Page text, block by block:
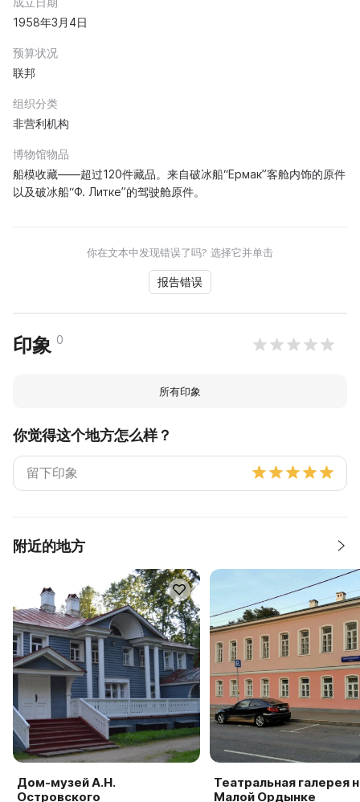
1958年3月4日
预算状况
联邦
组织分类
非营利机构
博物馆物品
船模收藏——超过120件藏品。来自破冰船“Ермак”客舱内饰的原件
以及破冰船“Ф. Литке”的驾驶舱原件。
你在文本中发现错误了吗? 选择它并单击
报告错误
印象 0
所有印象
你觉得这个地方怎么样？
附近的地方
Дом-музей А.Н.
Островского
Театральная галерея
Малой Ордынке